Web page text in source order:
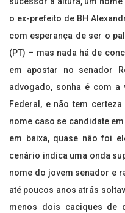
o ex-prefeito de BH
com esperança de ser o
(PT) – mas nada há de
em apostar no senador
advogado, sonha é com a
Federal, e não tem
nome caso se candidate
em baixa, quase não foi
cenário indica uma onda
nome do jovem senador e
até poucos anos atrás
menos dois caciques de